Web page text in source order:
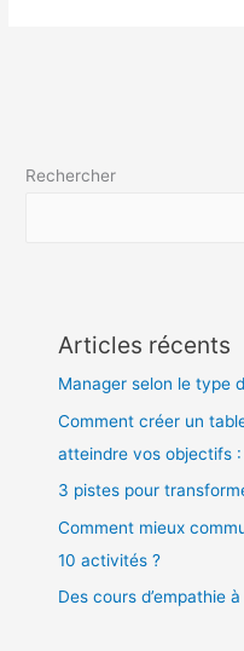
Rechercher
Articles récents
Manager selon le type
Comment créer un
atteindre vos objectifs
3 pistes pour
Comment mieux
10 activités ?
Des cours d’empathie à